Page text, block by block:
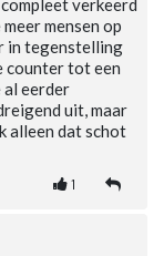
verkeerd
mensen op
in tegenstelling
counter tot een
al eerder
uit, maar
alleen dat schot
1